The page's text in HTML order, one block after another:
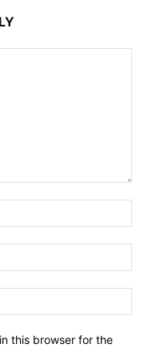
this browser for the